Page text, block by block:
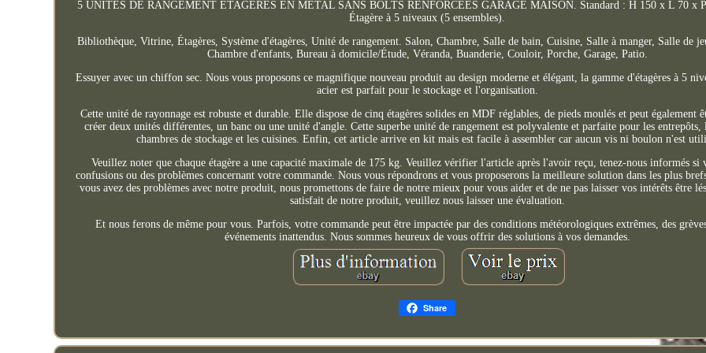
5 UNITÉS DE RANGEMENT ÉTAGÈRES EN MÉTAL SANS BOLTS RENFORCÉES GARAGE MAISON. Standard : H 150 x L 70 x
Étagère à 5 niveaux (5 ensembles).
Bibliothèque, Vitrine, Étagères, Système d'étagères, Unité de rangement. Salon, Chambre, Salle de bain, Cuisine, Salle à manger, Salle de
Chambre d'enfants, Bureau à domicile/Étude, Véranda, Buanderie, Couloir, Porche, Garage, Patio.
Essuyer avec un chiffon sec. Nous vous proposons ce magnifique nouveau produit au design moderne et élégant, la gamme d'étagères à 5
acier est parfait pour le stockage et l'organisation.
Cette unité de rayonnage est robuste et durable. Elle dispose de cinq étagères solides en MDF réglables, de pieds moulés et peut également
créer deux unités différentes, un banc ou une unité d'angle. Cette superbe unité de rangement est polyvalente et parfaite pour les entrepôts,
chambres de stockage et les cuisines. Enfin, cet article arrive en kit mais est facile à assembler car aucun vis ni boulon n'est
Veuillez noter que chaque étagère a une capacité maximale de 175 kg. Veuillez vérifier l'article après l'avoir reçu, tenez-nous informés si
confusions ou des problèmes concernant votre commande. Nous vous répondrons et vous proposerons la meilleure solution dans les plus
vous avez des problèmes avec notre produit, nous promettons de faire de notre mieux pour vous aider et de ne pas laisser vos intérêts être
satisfait de notre produit, veuillez nous laisser une évaluation.
Et nous ferons de même pour vous. Parfois, votre commande peut être impactée par des conditions météorologiques extrêmes, des
événements inattendus. Nous sommes heureux de vous offrir des solutions à vos demandes.
Share